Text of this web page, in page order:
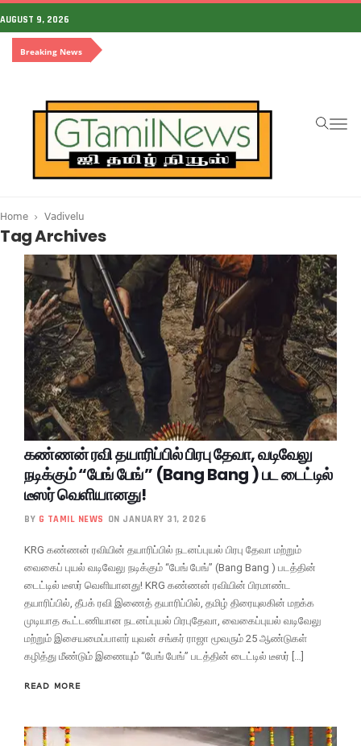
AUGUST 9, 2026
Breaking News
Home Vadivelu
Tag Archives
கண்ணன் ரவி தயாரிப்பில் பிரபு தேவா, வடிவேலு
நடிக்கும் “பேங் பேங்” (Bang Bang ) பட டைட்டில்
டீஸர் வெளியானது!
BY G TAMIL NEWS ON JANUARY 31, 2026
KRG கண்ணன் ரவியின் தயாரிப்பில் நடனப்புயல் பிரபு தேவா மற்றும்
வைகைப் புயல் வடிவேலு நடிக்கும் “பேங் பேங்” (Bang Bang ) படத்தின்
டைட்டில் டீஸர் வெளியானது! KRG கண்ணன் ரவியின் பிரமாண்ட
தயாரிப்பில், தீபக் ரவி இணைத் தயாரிப்பில், தமிழ் திரையுலகின் மறக்க
முடியாத கூட்டணியான நடனப்புயல் பிரபுதேவா, வைகைப்புயல் வடிவேலு
மற்றும் இசையமைப்பாளர் யுவன் சங்கர் ராஜா மூவரும் 25 ஆண்டுகள்
கழித்து மீண்டும் இணையும் “பேங் பேங்” படத்தின் டைட்டில் டீஸர் […]
READ MORE